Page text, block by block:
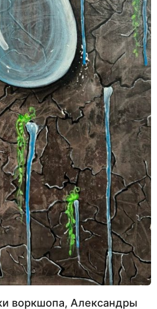
воркшопа, Александры